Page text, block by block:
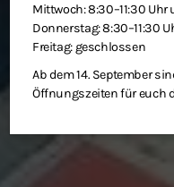
Mittwoch: 8:30–11:30 Uhr
Donnerstag: 8:30–11:30
Freitag: geschlossen
Ab dem 14. September
Öffnungszeiten für euch